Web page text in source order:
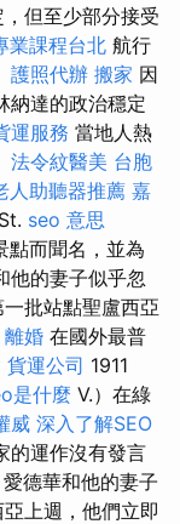
但至少部分接受
業課程台北 航行
護照代辦 搬家 因
納達的政治穩定
運服務 當地人熱
法令紋醫美 台胞
人助聽器推薦 嘉
seo 意思
點而聞名，並為
他的妻子似乎忽
批站點聖盧西亞
離婚 在國外最普
貨運公司 1911
是什麼 V.）在綠
威 深入了解SEO
的運作沒有發言
德華和他的妻子
上週，他們立即